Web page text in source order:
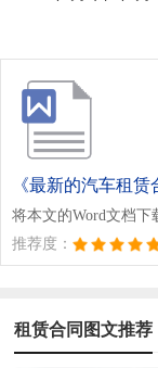
《最新的汽车租赁
将本文的Word文档
推荐度：
租赁合同图文推荐